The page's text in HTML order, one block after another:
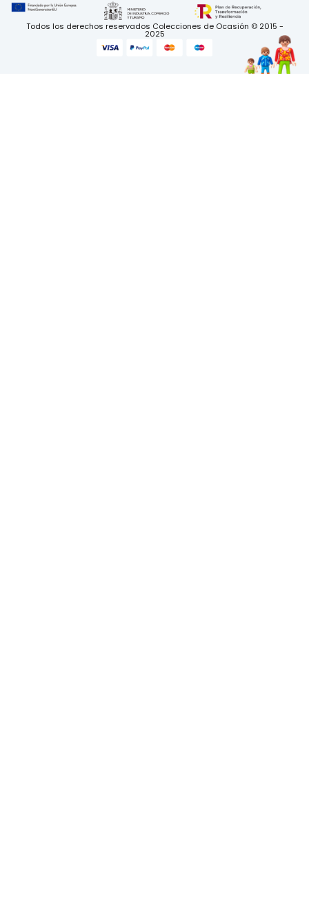
Todos los derechos reservados Colecciones de Ocasión © 2015 -
2025